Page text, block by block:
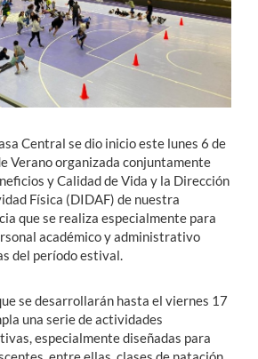
Central se dio inicio este lunes 6 de
Verano organizada conjuntamente
y Calidad de Vida y la Dirección
Física (DIDAF) de nuestra
que se realiza especialmente para
académico y administrativo
del período estival.
se desarrollarán hasta el viernes 17
una serie de actividades
especialmente diseñadas para